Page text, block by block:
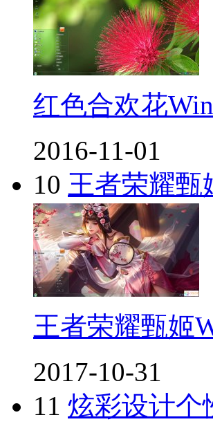
红色合欢花
2016-11-01
10 王者荣耀甄
王者荣耀甄姬
2017-10-31
11 炫彩设计个